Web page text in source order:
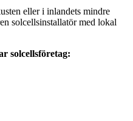
eller i inlandets mindre
solcellsinstallatör med lokal
solcellsföretag: